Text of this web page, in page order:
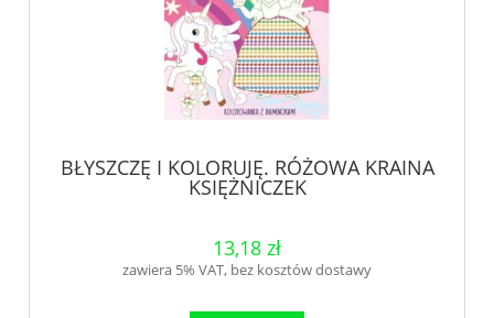
BŁYSZCZĘ I KOLORUJĘ. RÓŻOWA KRAINA
KSIĘŻNICZEK
13,18 zł
zawiera 5% VAT, bez kosztów dostawy